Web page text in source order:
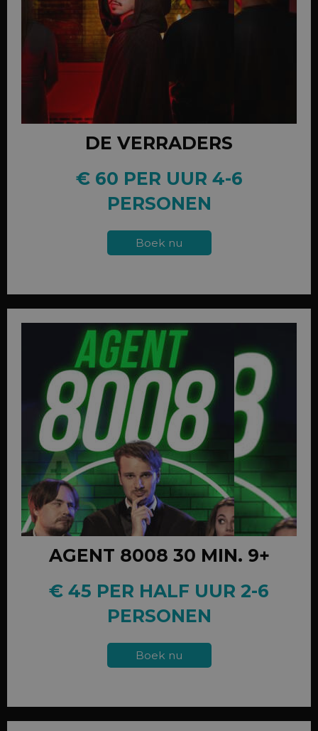
DE VERRADERS
€ 60 PER UUR 4-6
PERSONEN
Boek nu
AGENT 8008 30 MIN. 9+
€ 45 PER HALF UUR 2-6
PERSONEN
Boek nu